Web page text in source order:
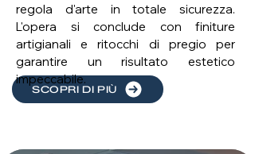
SCOPRI DI PIÙ
regola d'arte in totale sicurezza.
L'opera si conclude con finiture
artigianali e ritocchi di pregio per
garantire un risultato estetico
impeccabile.